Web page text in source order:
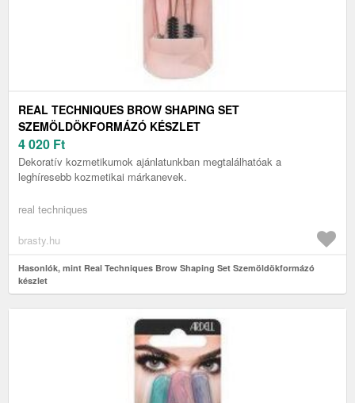
REAL TECHNIQUES BROW SHAPING SET
SZEMÖLDÖKFORMÁZÓ KÉSZLET
4 020 Ft
Dekoratív kozmetikumok ajánlatunkban megtalálhatóak a
leghíresebb kozmetikai márkanevek.
real techniques
brasty.hu
Hasonlók, mint Real Techniques Brow Shaping Set Szemöldökformázó
készlet